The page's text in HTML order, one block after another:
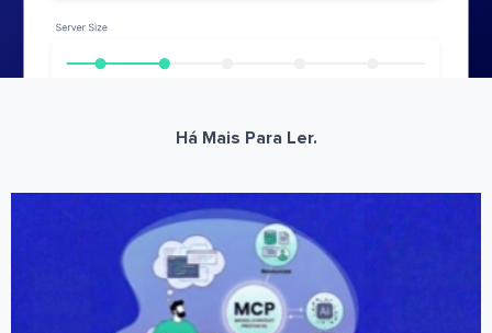
Há Mais Para Ler.